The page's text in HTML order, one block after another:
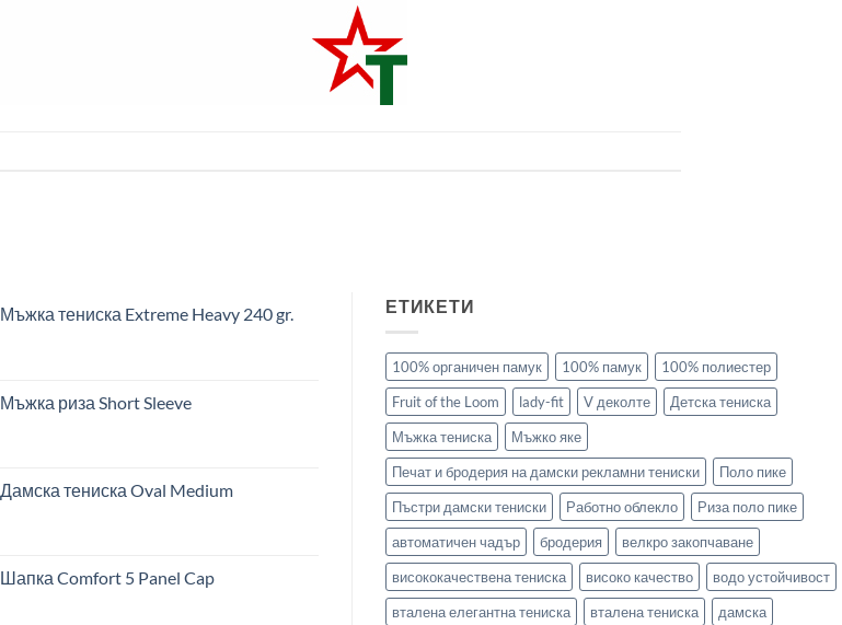
Мъжка тениска Extreme Heavy 240 gr.
Мъжка риза Short Sleeve
Дамска тениска Oval Medium
Шапка Comfort 5 Panel Cap
ЕТИКЕТИ
100% органичен памук 100% памук
100% полиестер
Fruit of the Loom
lady-fit V деколте
Детска тениска
Мъжка тениска
Мъжко яке
Печат и бродерия на дамски рекламни тениски
Поло пике
Пъстри дамски тениски
Работно облекло
Риза поло пике
автоматичен чадър
бродерия
велкро закопчаване
висококачествена тениска
високо качество
водо устойчивост
вталена елегантна тениска
вталена тениска дамска